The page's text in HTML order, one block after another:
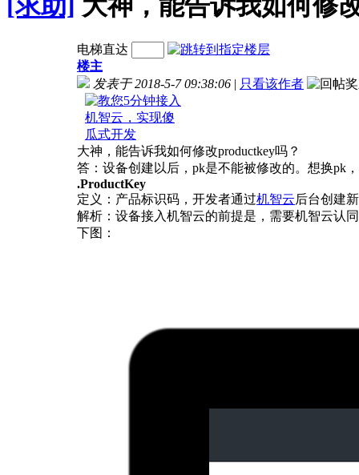
[求助] 大神，能告诉我如何修
电梯直达
楼主
发表于 2018-5-7 09:38:06 | 只看该作者
大神，能告诉我如何修改productkey吗？
答：设备创建以后，pk是不能被修改的。想换pk
.ProductKey
定义：产品标识码，开发者通过机智云后台创建
解析：设备接入机智云的前提是，需要机智云认
下图：